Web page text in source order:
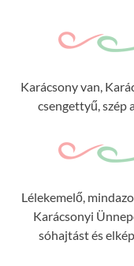
Karácsony van,
csengettyű, szép
Lélekemelő,
Karácsonyi
sóhajtást és